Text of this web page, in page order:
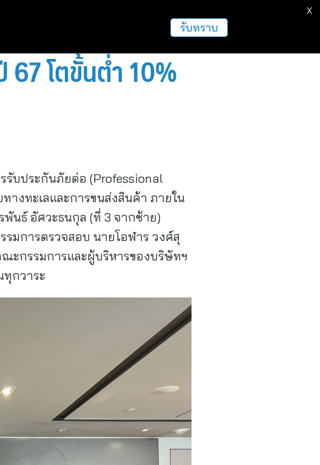
ฝากข่าวประชาสัมพันธ์
67 โตขั้นต่ำ 10%
รับประกันภัยต่อ (Professional
งทะเลและการขนส่งสินค้า ภายใน
นธ์ อัศวะธนกุล (ที่ 3 จากซ้าย)
มการตรวจสอบ นายโอฬาร วงศ์สุ
ะกรรมการและผู้บริหารของบริษัทฯ
กวาระ
รับทราบ
X